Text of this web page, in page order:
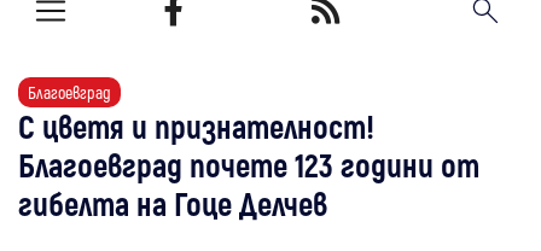
Благоевград
С цветя и признателност!
Благоевград почете 123 години от
гибелта на Гоце Делчев